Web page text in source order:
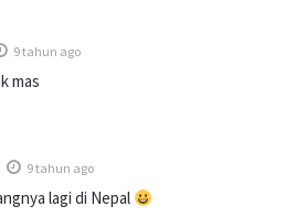
9 tahun ago
mas
9 tahun ago
lagi di Nepal